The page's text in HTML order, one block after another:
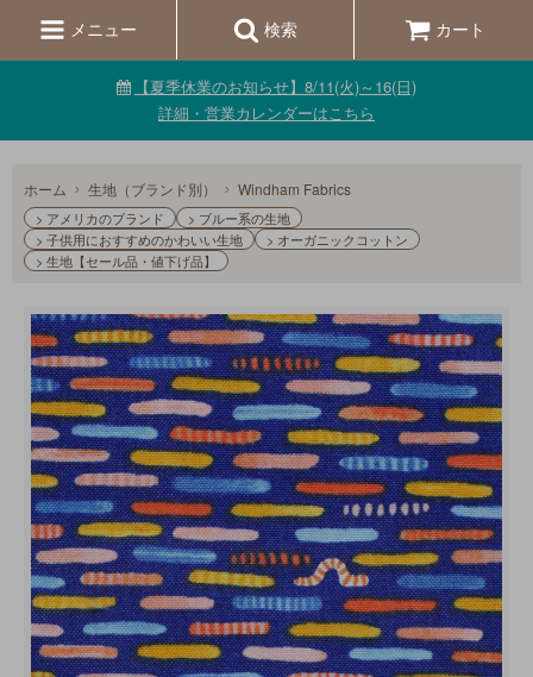
メニュー 検索 カート
【夏季休業のお知らせ】8/11(火)～16(日)
詳細・営業カレンダーはこちら
ホーム 生地（ブランド別） Windham Fabrics
> アメリカのブランド
> ブルー系の生地
> 子供用におすすめのかわいい生地
> オーガニックコットン
> 生地【セール品・値下げ品】